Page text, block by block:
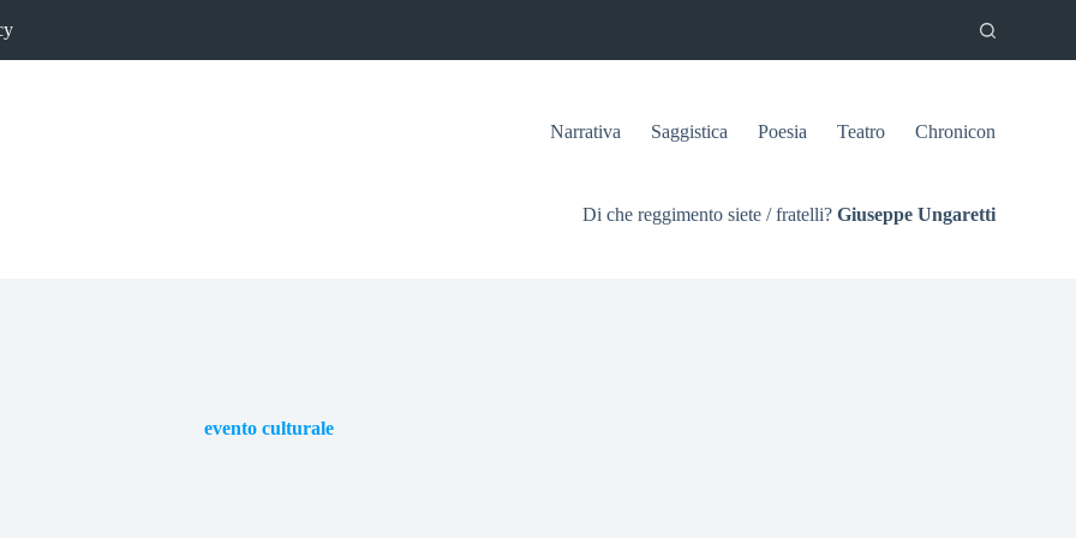
Narrativa Saggistica Poesia Teatro Chronicon
Di che reggimento siete / fratelli? Giuseppe Ungaretti
evento culturale